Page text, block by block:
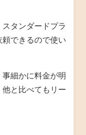
スタンダードプラ
できるので使い
細かに料金が明
と比べてもリー